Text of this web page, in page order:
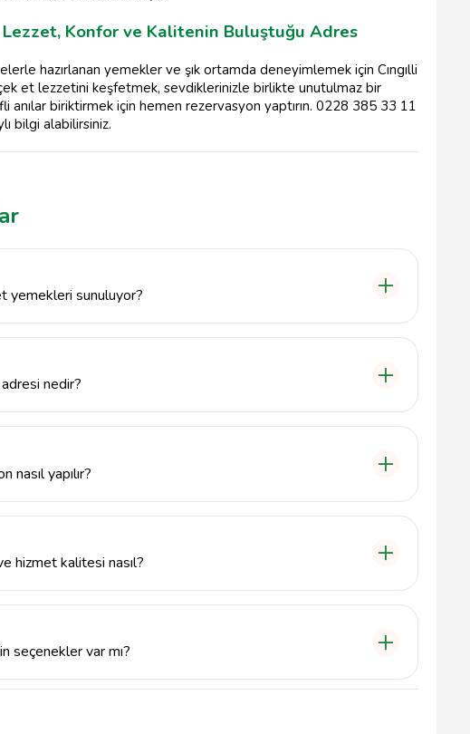
Lezzet, Konfor ve Kalitenin Buluştuğu Adres
hazırlanan yemekler ve şık ortamda deneyimlemek için Cıngılli
et lezzetini keşfetmek, sevdiklerinizle birlikte unutulmaz bir
anılar biriktirmek için hemen rezervasyon yaptırın. 0228 385 33 11
bilgi alabilirsiniz.
yemekleri sunuluyor?
nedir?
nasıl yapılır?
hizmet kalitesi nasıl?
seçenekler var mı?
için uygun yemek seçenekleri bulunmaktadır. Ailelerin rahatça